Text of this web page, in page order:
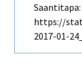
Saantitapa:
https://
2017-01-